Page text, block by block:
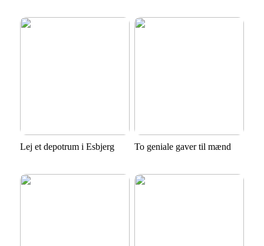
Lej et depotrum i Esbjerg To geniale gaver til mænd